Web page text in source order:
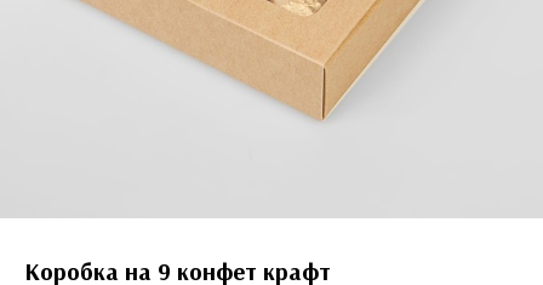
Коробка на 9 конфет крафт